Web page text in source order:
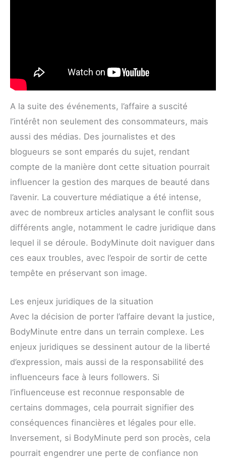
A la suite des événements, l’affaire a suscité
l’intérêt non seulement des consommateurs, mais
aussi des médias. Des journalistes et des
blogueurs se sont emparés du sujet, rendant
compte de la manière dont cette situation pourrait
influencer la gestion des marques de beauté dans
l’avenir. La couverture médiatique a été intense,
avec de nombreux articles analysant le conflit sous
différents angle, notamment le cadre juridique dans
lequel il se déroule. BodyMinute doit naviguer dans
ces eaux troubles, avec l’espoir de sortir de cette
tempête en préservant son image.
Les enjeux juridiques de la situation
Avec la décision de porter l’affaire devant la justice,
BodyMinute entre dans un terrain complexe. Les
enjeux juridiques se dessinent autour de la liberté
d’expression, mais aussi de la responsabilité des
influenceurs face à leurs followers. Si
l’influenceuse est reconnue responsable de
certains dommages, cela pourrait signifier des
conséquences financières et légales pour elle.
Inversement, si BodyMinute perd son procès, cela
pourrait engendrer une perte de confiance non